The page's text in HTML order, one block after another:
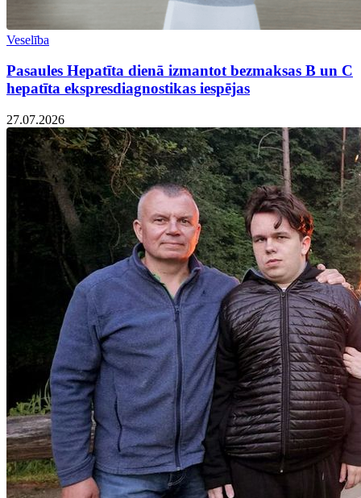
Veselība
Pasaules Hepatīta dienā izmantot bezmaksas B un C
hepatīta ekspresdiagnostikas iespējas
27.07.2026